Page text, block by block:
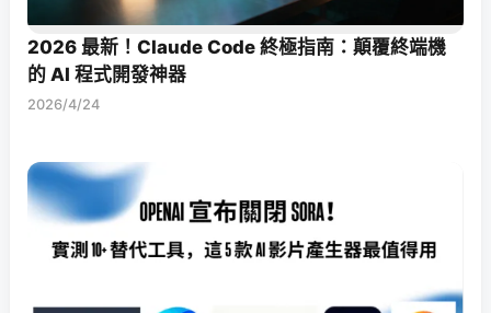
2026 最新！Claude Code 終極指南：顛覆終端機
的 AI 程式開發神器
2026/4/24